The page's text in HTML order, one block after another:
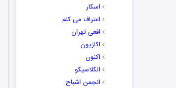
اسکار
اعتراف می کنم
افعی تهران
اکازیون
اکنون
الکلاسیکو
انجمن اشباح